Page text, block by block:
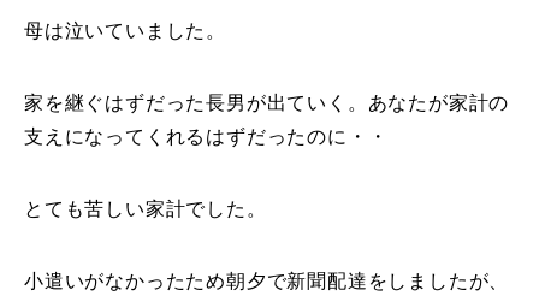
母は泣いていました。
家を継ぐはずだった長男が出ていく。あなたが家計の
支えになってくれるはずだったのに・・
とても苦しい家計でした。
小遣いがなかったため朝夕で新聞配達をしましたが、